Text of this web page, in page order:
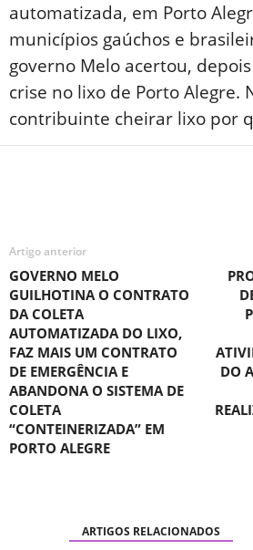
automatizada, em Porto
municípios gaúchos e
governo Melo acertou,
crise no lixo de Porto Alegre.
contribuinte cheirar lixo por
Artigo anterior
GOVERNO MELO
GUILHOTINA O CONTRATO
DA COLETA
AUTOMATIZADA DO LIXO,
FAZ MAIS UM CONTRATO
DE EMERGÊNCIA E
ABANDONA O SISTEMA DE
COLETA
“CONTEINERIZADA” EM
PORTO ALEGRE
DO
ARTIGOS RELACIONADOS